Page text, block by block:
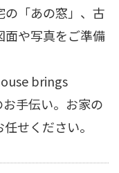
「あの窓」、古
面や写真をご準備
brings
手伝い。お家の
せください。